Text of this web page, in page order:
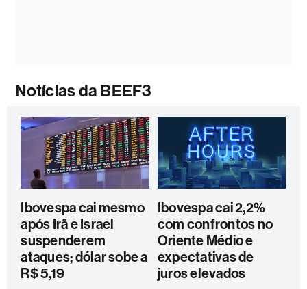
Notícias da BEEF3
Ibovespa cai mesmo
após Irã e Israel
suspenderem
ataques; dólar sobe a
R$ 5,19
Ibovespa cai 2,2%
com confrontos no
Oriente Médio e
expectativas de
juros elevados